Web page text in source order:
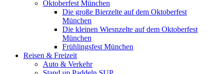
Oktoberfest München
Die große Bierzelte auf dem Oktoberfest
München
Die kleinen Wiesnzelte auf dem Oktoberfest
München
Frühlingsfest München
Reisen & Freizeit
Auto & Verkehr